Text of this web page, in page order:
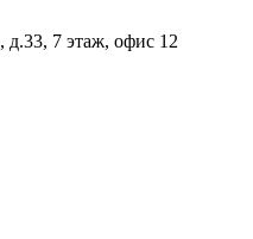
д.33, 7 этаж, офис 12